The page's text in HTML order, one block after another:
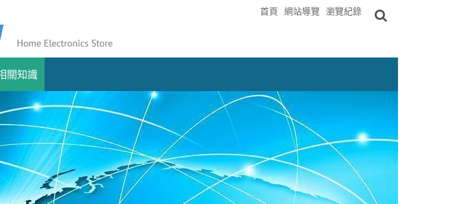
首頁 網站導覽 瀏覽紀錄
關知識